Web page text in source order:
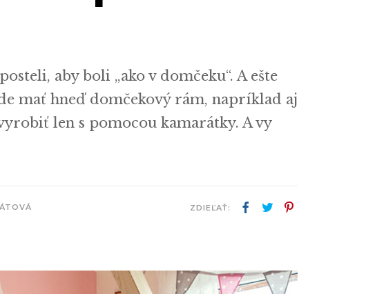
aby boli „ako v domčeku“. A ešte
mať hneď domčekový rám, napríklad aj
len s pomocou kamarátky. A vy
ZDIEĽAŤ: